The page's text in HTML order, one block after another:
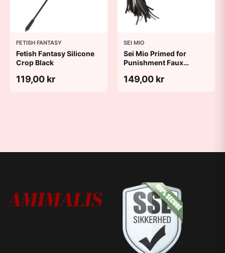
FETISH FANTASY
Fetish Fantasy Silicone
Crop Black
119,00 kr
SEI MIO
Sei Mio Primed for
Punishment Faux
149,00 kr